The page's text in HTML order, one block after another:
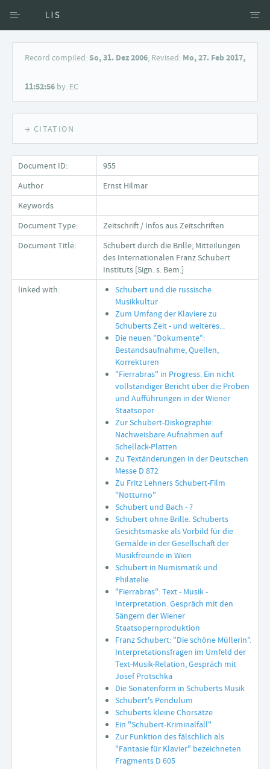
Access via Author
Keyword Search
Record compiled:So, 31. Dez 2006, Revised: Mo, 27. Feb 2017,
11:52:56 by: EC
→ CITATION
Document ID:
955
Author
Ernst Hilmar
Keywords
Document Type:
Zeitschrift / Infos aus Zeitschriften
Document Title:
Schubert durch die Brille; Mitteilungen
des Internationalen Franz Schubert
Instituts [Sign. s. Bem.]
linked with:
Schubert und die russische
Musikkultur
Zum Umfang der Klaviere zu
Schuberts Zeit - und weiteres...
Die neuen "Dokumente":
Bestandsaufnahme, Quellen,
Korrekturen
"Fierrabras" in Progress. Ein nicht
vollständiger Bericht über die Proben
und Aufführungen in der Wiener
Staatsoper
Zur Schubert-Diskographie:
Nachweisbare Aufnahmen auf
Schellack-Platten
Zu Textänderungen in der Deutschen
Messe D 872
Zu Fritz Lehners Schubert-Film
"Notturno"
Schubert und Bach - ?
Schubert ohne Brille. Schuberts
Gesichtsmaske als Vorbild für die
Gemälde in der Gesellschaft der
Musikfreunde in Wien
Schubert in Numismatik und
Philatelie
"Fierrabras": Text - Musik -
Interpretation. Gespräch mit den
Sängern der Wiener
Staatsopernproduktion
Franz Schubert: "Die schöne Müllerin".
Interpretationsfragen im Umfeld der
Text-Musik-Relation, Gespräch mit
Josef Protschka
Die Sonatenform in Schuberts Musik
Schubert's Pendulum
Schuberts kleine Chorsätze
Ein "Schubert-Kriminalfall"
Zur Funktion des fälschlich als
"Fantasie für Klavier" bezeichneten
Fragments D 605